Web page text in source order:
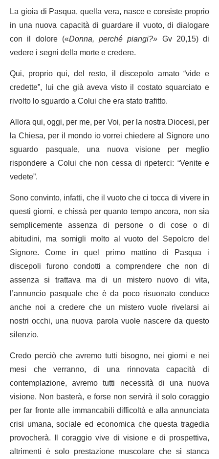
La gioia di Pasqua, quella vera, nasce e consiste proprio
in una nuova capacità di guardare il vuoto, di dialogare
con il dolore («Donna, perché piangi?» Gv 20,15) di
vedere i segni della morte e credere.
Qui, proprio qui, del resto, il discepolo amato “vide e
credette”, lui che già aveva visto il costato squarciato e
rivolto lo sguardo a Colui che era stato trafitto.
Allora qui, oggi, per me, per Voi, per la nostra Diocesi, per
la Chiesa, per il mondo io vorrei chiedere al Signore uno
sguardo pasquale, una nuova visione per meglio
rispondere a Colui che non cessa di ripeterci: “Venite e
vedete”.
Sono convinto, infatti, che il vuoto che ci tocca di vivere in
questi giorni, e chissà per quanto tempo ancora, non sia
semplicemente assenza di persone o di cose o di
abitudini, ma somigli molto al vuoto del Sepolcro del
Signore. Come in quel primo mattino di Pasqua i
discepoli furono condotti a comprendere che non di
assenza si trattava ma di un mistero nuovo di vita,
l’annuncio pasquale che è da poco risuonato conduce
anche noi a credere che un mistero vuole rivelarsi ai
nostri occhi, una nuova parola vuole nascere da questo
silenzio.
Credo perciò che avremo tutti bisogno, nei giorni e nei
mesi che verranno, di una rinnovata capacità di
contemplazione, avremo tutti necessità di una nuova
visione. Non basterà, e forse non servirà il solo coraggio
per far fronte alle immancabili difficoltà e alla annunciata
crisi umana, sociale ed economica che questa tragedia
provocherà. Il coraggio vive di visione e di prospettiva,
altrimenti è solo prestazione muscolare che si stanca